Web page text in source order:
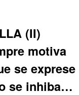
(II)
motiva
se exprese
se inhiba…